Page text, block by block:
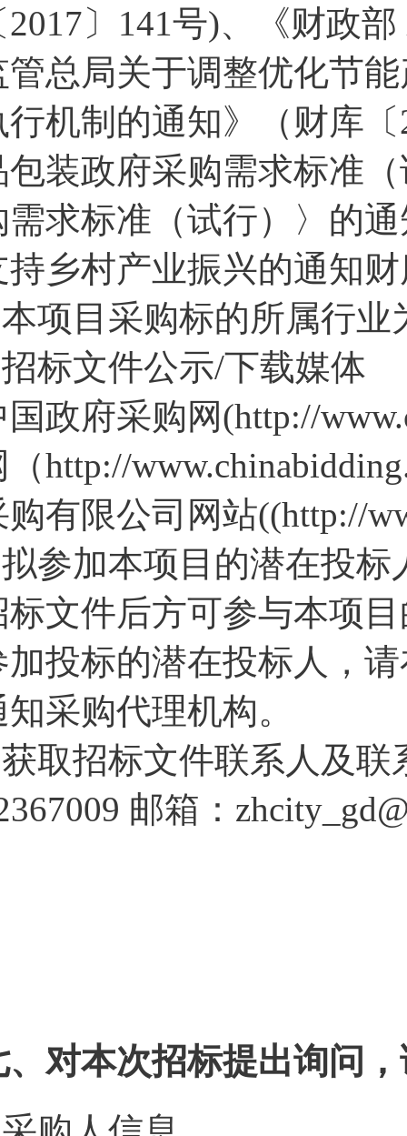
2017〕141号)、《财政
管总局关于调整优化节
行机制的通知》（财库
包装政府采购需求标准
需求标准（试行）〉的
持乡村产业振兴的通知
项目采购标的所属行业
标文件公示/下载媒体
国政府采购网(http://
（http://
购有限公司网站((http://
参加本项目的潜在投
标文件后方可参与本项
加投标的潜在投标人，
知采购代理机构。
取招标文件联系人及联
邮箱：
、对本次招标提出询问